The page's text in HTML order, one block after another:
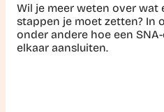
Wil je meer weten over
stappen je moet zetten? In
onder andere hoe een
elkaar aansluiten.